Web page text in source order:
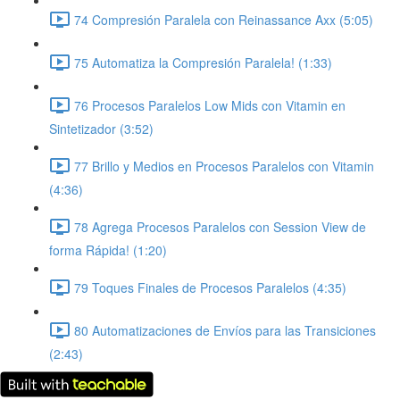
74 Compresión Paralela con Reinassance Axx (5:05)
75 Automatiza la Compresión Paralela! (1:33)
76 Procesos Paralelos Low Mids con Vitamin en
Sintetizador (3:52)
77 Brillo y Medios en Procesos Paralelos con Vitamin
(4:36)
78 Agrega Procesos Paralelos con Session View de
forma Rápida! (1:20)
79 Toques Finales de Procesos Paralelos (4:35)
80 Automatizaciones de Envíos para las Transiciones
(2:43)